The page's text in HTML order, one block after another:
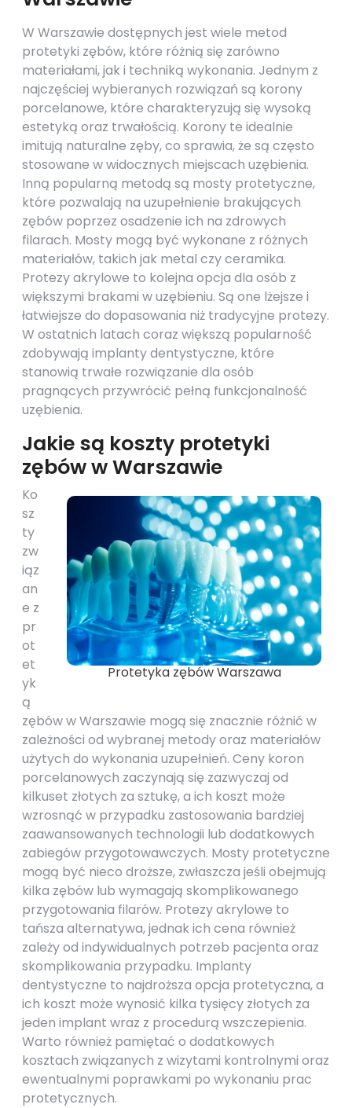
W Warszawie dostępnych jest wiele metod
protetyki zębów, które różnią się zarówno
materiałami, jak i techniką wykonania. Jednym z
najczęściej wybieranych rozwiązań są korony
porcelanowe, które charakteryzują się wysoką
estetyką oraz trwałością. Korony te idealnie
imitują naturalne zęby, co sprawia, że są często
stosowane w widocznych miejscach uzębienia.
Inną popularną metodą są mosty protetyczne,
które pozwalają na uzupełnienie brakujących
zębów poprzez osadzenie ich na zdrowych
filarach. Mosty mogą być wykonane z różnych
materiałów, takich jak metal czy ceramika.
Protezy akrylowe to kolejna opcja dla osób z
większymi brakami w uzębieniu. Są one lżejsze i
łatwiejsze do dopasowania niż tradycyjne protezy.
W ostatnich latach coraz większą popularność
zdobywają implanty dentystyczne, które
stanowią trwałe rozwiązanie dla osób
pragnących przywrócić pełną funkcjonalność
uzębienia.
Jakie są koszty protetyki
zębów w Warszawie
Protetyka zębów Warszawa
Ko
sz
ty
zw
iąz
an
e z
pr
ot
et
yk
ą
zębów w Warszawie mogą się znacznie różnić w
zależności od wybranej metody oraz materiałów
użytych do wykonania uzupełnień. Ceny koron
porcelanowych zaczynają się zazwyczaj od
kilkuset złotych za sztukę, a ich koszt może
wzrosnąć w przypadku zastosowania bardziej
zaawansowanych technologii lub dodatkowych
zabiegów przygotowawczych. Mosty protetyczne
mogą być nieco droższe, zwłaszcza jeśli obejmują
kilka zębów lub wymagają skomplikowanego
przygotowania filarów. Protezy akrylowe to
tańsza alternatywa, jednak ich cena również
zależy od indywidualnych potrzeb pacjenta oraz
skomplikowania przypadku. Implanty
dentystyczne to najdroższa opcja protetyczna, a
ich koszt może wynosić kilka tysięcy złotych za
jeden implant wraz z procedurą wszczepienia.
Warto również pamiętać o dodatkowych
kosztach związanych z wizytami kontrolnymi oraz
ewentualnymi poprawkami po wykonaniu prac
protetycznych.